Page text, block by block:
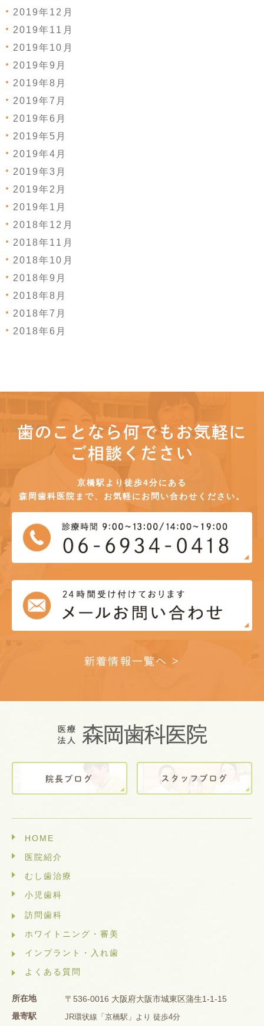
2019年12月
2019年11月
2019年10月
2019年9月
2019年8月
2019年7月
2019年6月
2019年5月
2019年4月
2019年3月
2019年2月
2019年1月
2018年12月
2018年11月
2018年10月
2018年9月
2018年8月
2018年7月
2018年6月
歯のことなら何でもお気軽に
ご相談ください
京橋駅より徒歩4分にある
森岡歯科医院まで、お気軽にお問い合わせください。
新着情報一覧へ >
HOME
医院紹介
むし歯治療
小児歯科
訪問歯科
ホワイトニング・審美
インプラント・入れ歯
よくある質問
所在地
〒536-0016 大阪府大阪市城東区蒲生1-1-15
最寄駅
JR環状線「京橋駅」より 徒歩4分